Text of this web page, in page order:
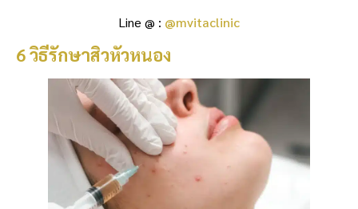
Line @ : @mvitaclinic
6 วิธีรักษาสิวหัวหนอง